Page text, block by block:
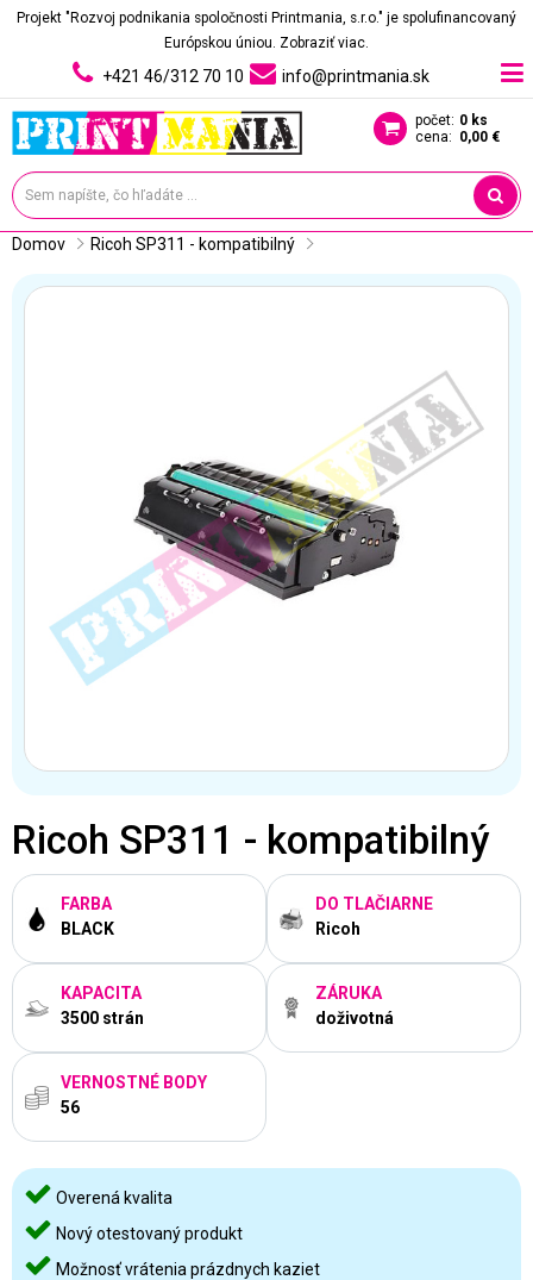
Projekt "Rozvoj podnikania spoločnosti Printmania, s.r.o." je spolufinancovaný
Európskou úniou. Zobraziť viac.
+421 46/312 70 10 info@printmania.sk
počet: 0 ks
cena: 0,00 €
Domov Ricoh SP311 - kompatibilný
Ricoh SP311 - kompatibilný
FARBA
BLACK
DO TLAČIARNE
Ricoh
KAPACITA
3500 strán
ZÁRUKA
doživotná
VERNOSTNÉ BODY
56
Overená kvalita
Nový otestovaný produkt
Možnosť vrátenia prázdnych kaziet